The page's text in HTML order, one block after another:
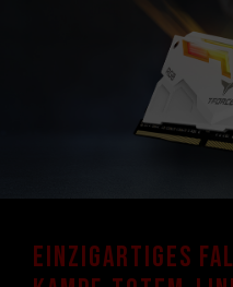
normalen
Bei Problemen mit
Motherboard
jeweiligen
Motherboard-
Einzigartiges